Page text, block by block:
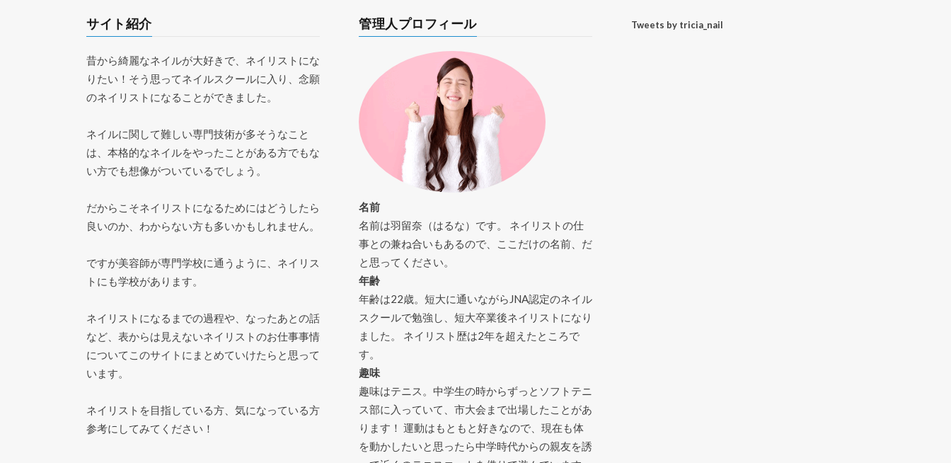
サイト紹介
昔から綺麗なネイルが大好きで、ネイリストにな
りたい！そう思ってネイルスクールに入り、念願
のネイリストになることができました。
ネイルに関して難しい専門技術が多そうなこと
は、本格的なネイルをやったことがある方でもな
い方でも想像がついているでしょう。
だからこそネイリストになるためにはどうしたら
良いのか、わからない方も多いかもしれません。
ですが美容師が専門学校に通うように、ネイリス
トにも学校があります。
ネイリストになるまでの過程や、なったあとの話
など、表からは見えないネイリストのお仕事事情
についてこのサイトにまとめていけたらと思って
います。
ネイリストを目指している方、気になっている方
参考にしてみてください！
管理人プロフィール
名前
名前は羽留奈（はるな）です。 ネイリストの仕
事との兼ね合いもあるので、ここだけの名前、だ
と思ってください。
年齢
年齢は22歳。短大に通いながらJNA認定のネイル
スクールで勉強し、短大卒業後ネイリストになり
ました。 ネイリスト歴は2年を超えたところで
す。
趣味
趣味はテニス。中学生の時からずっとソフトテニ
ス部に入っていて、市大会まで出場したことがあ
ります！ 運動はもともと好きなので、現在も体
を動かしたいと思ったら中学時代からの親友を誘
Tweets by tricia_nail